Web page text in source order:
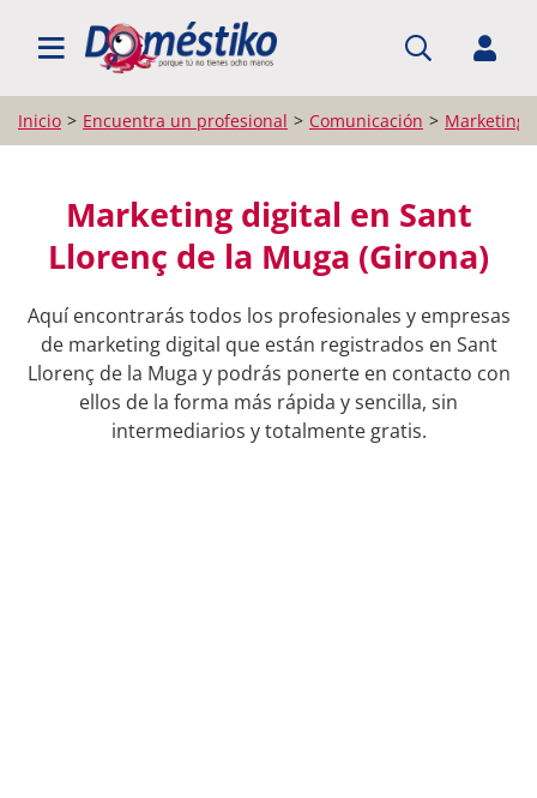
BUSCAR PROFESIONALES
Inicio Encuentra un profesional Comunicación Marketing
Marketing digital en Sant
Llorenç de la Muga (Girona)
Aquí encontrarás todos los profesionales y empresas
de marketing digital que están registrados en Sant
Llorenç de la Muga y podrás ponerte en contacto con
ellos de la forma más rápida y sencilla, sin
intermediarios y totalmente gratis.